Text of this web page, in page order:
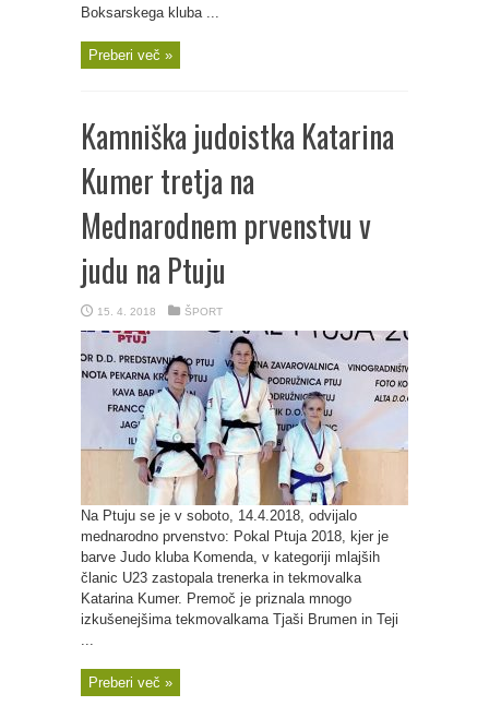
Boksarskega kluba ...
Preberi več »
Kamniška judoistka Katarina
Kumer tretja na
Mednarodnem prvenstvu v
judu na Ptuju
15. 4. 2018 ŠPORT
Na Ptuju se je v soboto, 14.4.2018, odvijalo
mednarodno prvenstvo: Pokal Ptuja 2018, kjer je
barve Judo kluba Komenda, v kategoriji mlajših
članic U23 zastopala trenerka in tekmovalka
Katarina Kumer. Premoč je priznala mnogo
izkušenejšima tekmovalkama Tjaši Brumen in Teji
...
Preberi več »